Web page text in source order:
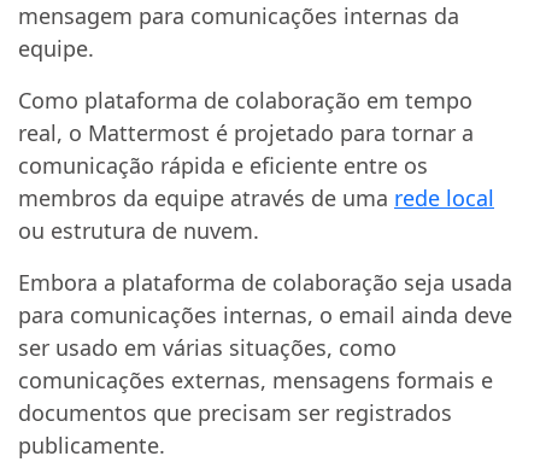
mensagem para comunicações internas da
equipe.
Como plataforma de colaboração em tempo
real, o Mattermost é projetado para tornar a
comunicação rápida e eficiente entre os
membros da equipe através de uma rede local
ou estrutura de nuvem.
Embora a plataforma de colaboração seja usada
para comunicações internas, o email ainda deve
ser usado em várias situações, como
comunicações externas, mensagens formais e
documentos que precisam ser registrados
publicamente.